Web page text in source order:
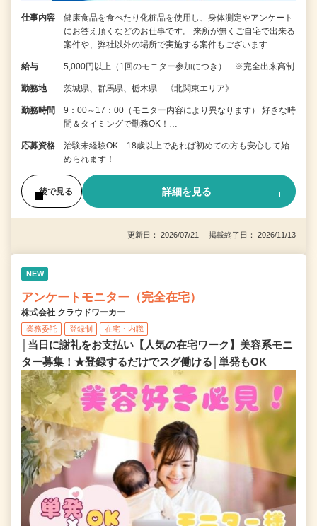
仕事内容
健康食品を食べたり化粧品を使用し、身体測定やアンケート
にお答え頂くなどのお仕事です。 来所が無くご自宅で出来る
案件や、弊社以外の場所で実施する案件もございます…
給与 5,000円以上（1回のモニター参加につき） ※完全出来高制
勤務地 茨城県、群馬県、栃木県 《北関東エリア》
勤務時間
9：00～17：00（モニター内容により異なります） 好きな時
間＆タイミングで勤務OK！…
応募資格
治験未経験OK 18歳以上であれば初めての方も安心して始
められます！
後で見る 詳細を見る
更新日： 2026/07/21 掲載終了日： 2026/11/13
NEW
アンケートモニター（完全在宅）
株式会社 クラウドワーカー
業務委託 登録制 在宅・内職
│当日に謝礼をお支払い【人気の在宅ワーク】美容系モニ
ター募集！★登録するだけでスグ働ける│単発もOK